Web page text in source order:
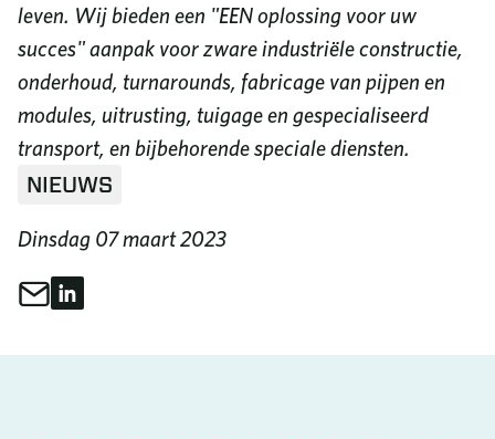
NIEUWS
Dinsdag 07 maart 2023
Deel ditDelen via e-mail
leven. Wij bieden een "EEN oplossing voor uw
succes" aanpak voor zware industriële constructie,
onderhoud, turnarounds, fabricage van pijpen en
modules, uitrusting, tuigage en gespecialiseerd
transport, en bijbehorende speciale diensten.